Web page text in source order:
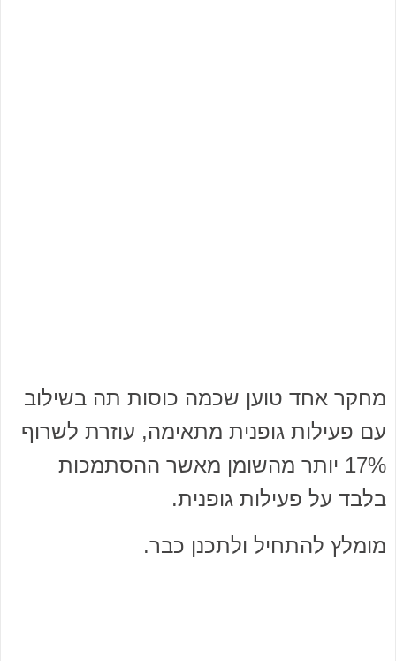
מחקר אחד טוען שכמה כוסות תה בשילוב
עם פעילות גופנית מתאימה, עוזרת לשרוף
17% יותר מהשומן מאשר ההסתמכות
בלבד על פעילות גופנית.
מומלץ להתחיל ולתכנן כבר.